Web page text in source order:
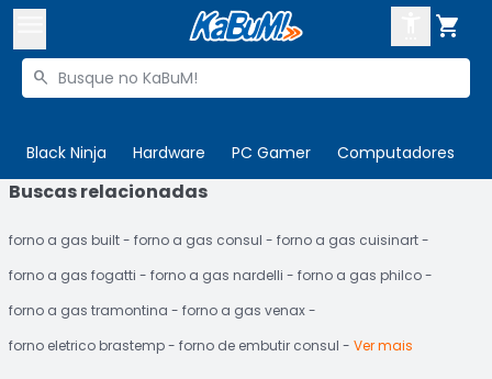

Buscar produtos

Black Ninja Hardware PC Gamer Computadores

 Departamentos
Cupons
 Mais Vendidos
ENTRE
CADASTRE-SE
Buscas relacionadas
forno a gas built forno a gas consul
forno a gas cuisinart
forno a gas fogatti
forno a gas nardelli
forno a gas philco
forno a gas tramontina
forno a gas venax
forno eletrico brastemp
forno de embutir consul Ver mais